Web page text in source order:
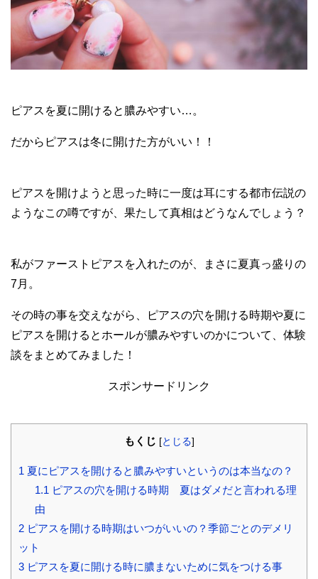
ピアスを夏に開けると膿みやすい…。
だからピアスは冬に開けた方がいい！！
ピアスを開けようと思った時に一度は耳にする都市伝説の
ようなこの噂ですが、果たして真相はどうなんでしょう？
私がファーストピアスを入れたのが、まさに夏真っ盛りの
7月。
その時の事を交えながら、ピアスの穴を開ける時期や夏に
ピアスを開けるとホールが膿みやすいのかについて、体験
談をまとめてみました！
スポンサードリンク
もくじ [とじる]
1 夏にピアスを開けると膿みやすいというのは本当なの？
1.1 ピアスの穴を開ける時期 夏はダメだと言われる理
由
2 ピアスを開ける時期はいつがいいの？季節ごとのデメリ
ット
3 ピアスを夏に開ける時に膿まないために気をつける事